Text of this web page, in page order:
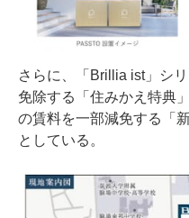
さらに、「Brillia ist」シ
免除する「住みかえ特典
の賃料を一部減免する「
としている。